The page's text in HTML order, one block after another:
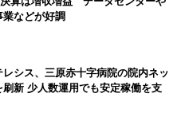
などが好調
レシス、三原赤十字病院の院内ネッ
刷新 少人数運用でも安定稼働を支